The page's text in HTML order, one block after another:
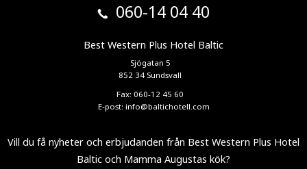
060-14 04 40
Best Western Plus Hotel Baltic
Sjögatan 5
852 34 Sundsvall
Fax: 060-12 45 60
E-post: info@baltichotell.com
Vill du få nyheter och erbjudanden från Best Western Plus Hotel
Baltic och Mamma Augustas kök?